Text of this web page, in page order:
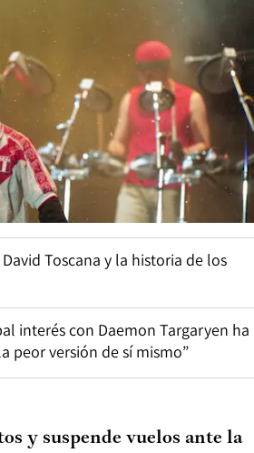
Toscana y la historia de los
interés con Daemon Targaryen ha
peor versión de sí mismo”
y suspende vuelos ante la